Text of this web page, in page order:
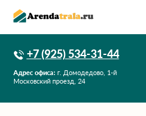
+7 (925) 534-31-44
Адрес офиса: г. Домодедово, 1-й
Московский проезд, 24